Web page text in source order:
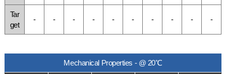
Tar
get
- - - - - - - - - -
Mechanical Properties - @ 20℃